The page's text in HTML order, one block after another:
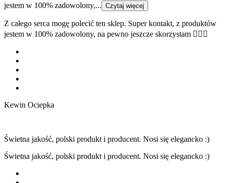
jestem w 100% zadowolony,... Czytaj więcej
Z całego serca mogę polecić ten sklep. Super kontakt, z produktów
jestem w 100% zadowolony, na pewno jeszcze skorzystam 👍🏻😁
Kewin Ociepka
Świetna jakość, polski produkt i producent. Nosi się elegancko :)
Świetna jakość, polski produkt i producent. Nosi się elegancko :)